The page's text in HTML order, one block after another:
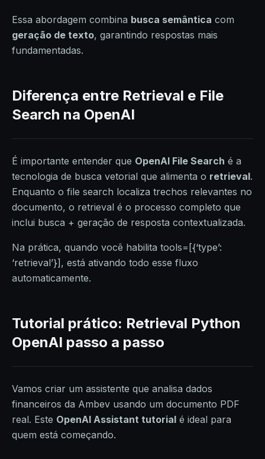
Essa abordagem combina busca semântica com
geração de texto, garantindo respostas mais
fundamentadas.
Diferença entre Retrieval e File
Search na OpenAI
É importante entender que OpenAI File Search é a
tecnologia de busca vetorial que alimenta o retrieval.
Enquanto o file search localiza trechos relevantes no
documento, o retrieval é o processo completo que
inclui busca + geração de resposta contextualizada.
Na prática, quando você habilita tools=[{‘type’:
‘retrieval’}], está ativando todo esse fluxo
automaticamente.
Tutorial prático: Retrieval Python
OpenAI passo a passo
Vamos criar um assistente que analisa dados
financeiros da Ambev usando um documento PDF
real. Este OpenAI Assistant tutorial é ideal para
quem está começando.